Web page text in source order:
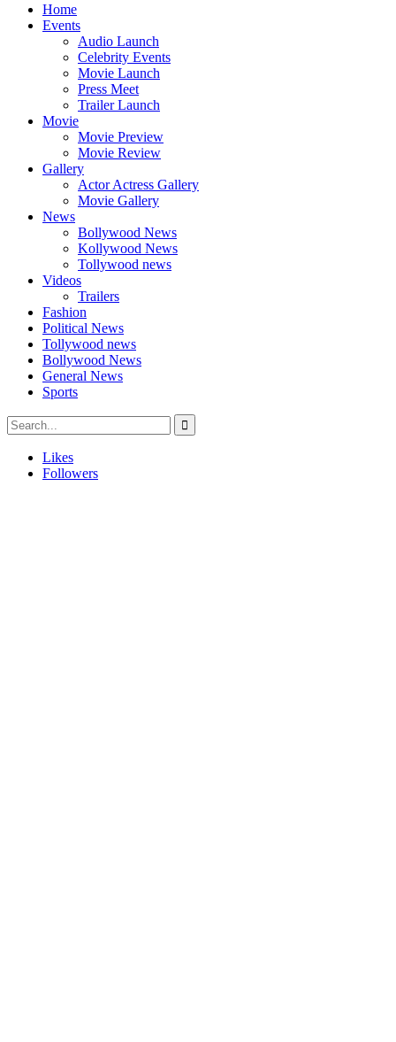
Home
Events
Audio Launch
Celebrity Events
Movie Launch
Press Meet
Trailer Launch
Movie
Movie Preview
Movie Review
Gallery
Actor Actress Gallery
Movie Gallery
News
Bollywood News
Kollywood News
Tollywood news
Videos
Trailers
Fashion
Political News
Tollywood news
Bollywood News
General News
Sports
Likes
Followers